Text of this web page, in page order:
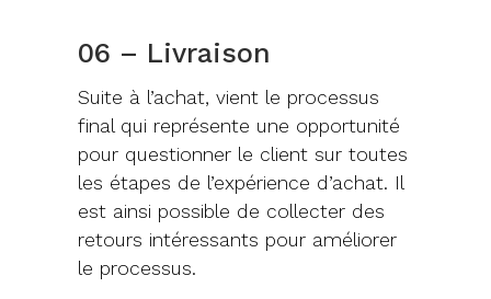
06 – Livraison
Suite à l’achat, vient le processus
final qui représente une opportunité
pour questionner le client sur toutes
les étapes de l’expérience d’achat. Il
est ainsi possible de collecter des
retours intéressants pour améliorer
le processus.